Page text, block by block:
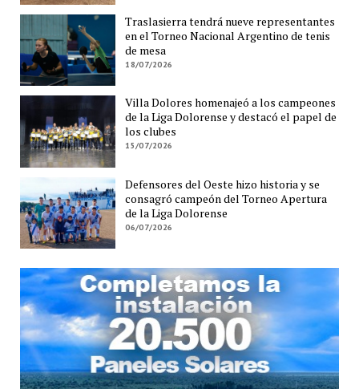
Traslasierra tendrá nueve representantes
en el Torneo Nacional Argentino de tenis
de mesa
18/07/2026
Villa Dolores homenajeó a los campeones
de la Liga Dolorense y destacó el papel de
los clubes
15/07/2026
Defensores del Oeste hizo historia y se
consagró campeón del Torneo Apertura
de la Liga Dolorense
06/07/2026